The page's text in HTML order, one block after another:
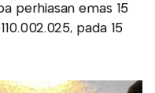
perhiasan emas 15
pada 15